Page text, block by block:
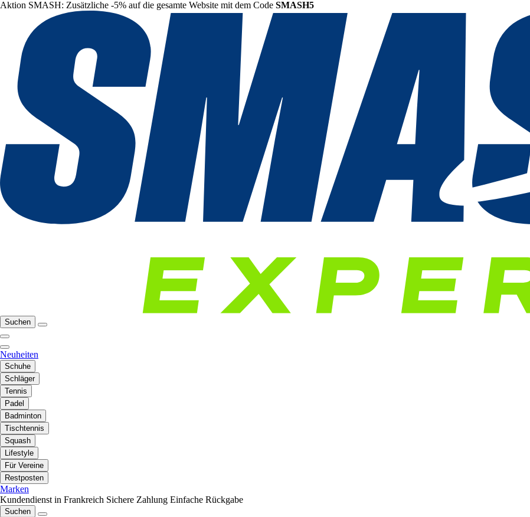
Aktion SMASH: Zusätzliche -5% auf die gesamte Website mit dem Code SMASH5
Suchen
Neuheiten
Schuhe
Schläger
Tennis
Padel
Badminton
Tischtennis
Squash
Lifestyle
Für Vereine
Restposten
Marken
Kundendienst in Frankreich Sichere Zahlung Einfache Rückgabe
Suchen